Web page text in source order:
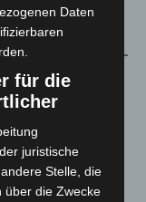
3.250
Daten
für die
juristische
Stelle, die
über die Zwecke